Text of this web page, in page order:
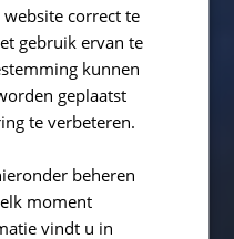
rond
jun-2025 12:15:00
FRENCH
correct te
gebruik ervan te
kunnen
geplaatst
te verbeteren.
beheren
moment
vindt u in